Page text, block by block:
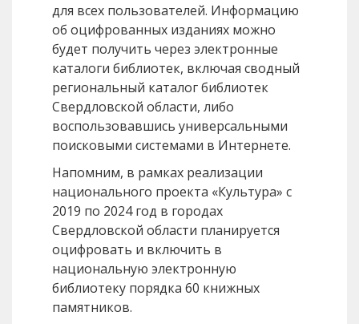
для всех пользователей. Информацию
об оцифрованных изданиях можно
будет получить через электронные
каталоги библиотек, включая сводный
региональный каталог библиотек
Свердловской области, либо
воспользовавшись универсальными
поисковыми системами в Интернете.
Напомним, в рамках реализации
национального проекта «Культура» с
2019 по 2024 год в городах
Свердловской области планируется
оцифровать и включить в
национальную электронную
библиотеку порядка 60 книжных
памятников.